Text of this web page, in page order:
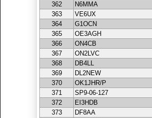
362
N6MMA
363
VE6UX
364
G1OCN
365
OE3AGH
366
ON4CB
367
ON2LVC
368
DB4LL
369
DL2NEW
370
OK1JHR/P
371
SP9-06-127
372
EI3HDB
373
DF8AA